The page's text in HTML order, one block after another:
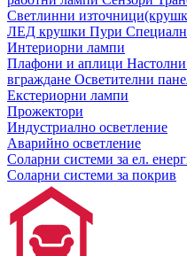
Светлинни
ЛЕД крушки Пури
Интериорни лампи
Плафони и аплици
вграждане Осветителни
Екстериорни лампи
Прожектори
Индустриално осветление
Аварийно осветление
Соларни системи за ел.
Соларни системи за покрив